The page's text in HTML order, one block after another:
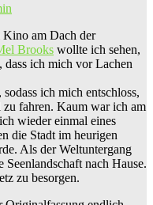
am Dach der
Brooks wollte ich sehen,
dass ich mich vor Lachen
ich mich entschloss,
fahren. Kaum war ich am
wieder einmal eines
die Stadt im heurigen
Als der Weltuntergang
nach Hause.
zu besorgen.